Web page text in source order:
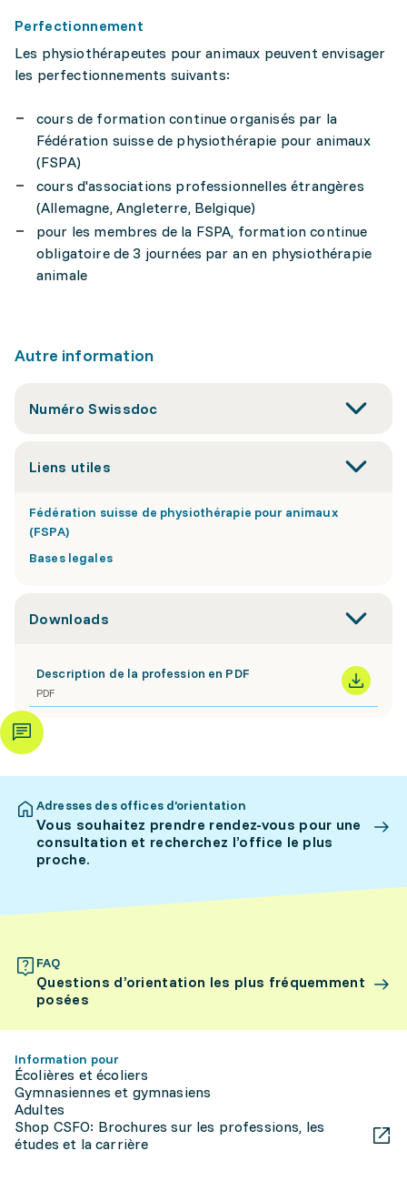
Perfectionnement
Les physiothérapeutes pour animaux peuvent envisager
les perfectionnements suivants:
cours de formation continue organisés par la
Fédération suisse de physiothérapie pour animaux
(FSPA)
cours d'associations professionnelles étrangères
(Allemagne, Angleterre, Belgique)
pour les membres de la FSPA, formation continue
obligatoire de 3 journées par an en physiothérapie
animale
Autre information
Numéro Swissdoc
Liens utiles
Fédération suisse de physiothérapie pour animaux
(FSPA)
Bases legales
Downloads
Description de la profession en PDF
PDF
Adresses des offices d’orientation
Vous souhaitez prendre rendez-vous pour une
consultation et recherchez l’office le plus
proche.
FAQ
Questions d’orientation les plus fréquemment
posées
Information pour
Écolières et écoliers
Gymnasiennes et gymnasiens
Adultes
Shop CSFO: Brochures sur les professions, les
études et la carrière